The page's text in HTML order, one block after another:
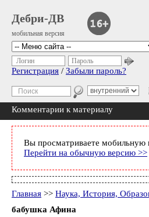
Дебри-ДВ
мобильная версия
Логин Пароль
Регистрация / Забыли пароль?
Комментарии к материалу
Вы просматриваете мобильную
Перейти на обычную версию >>
Главная >> Наука, История,
бабушка Афина